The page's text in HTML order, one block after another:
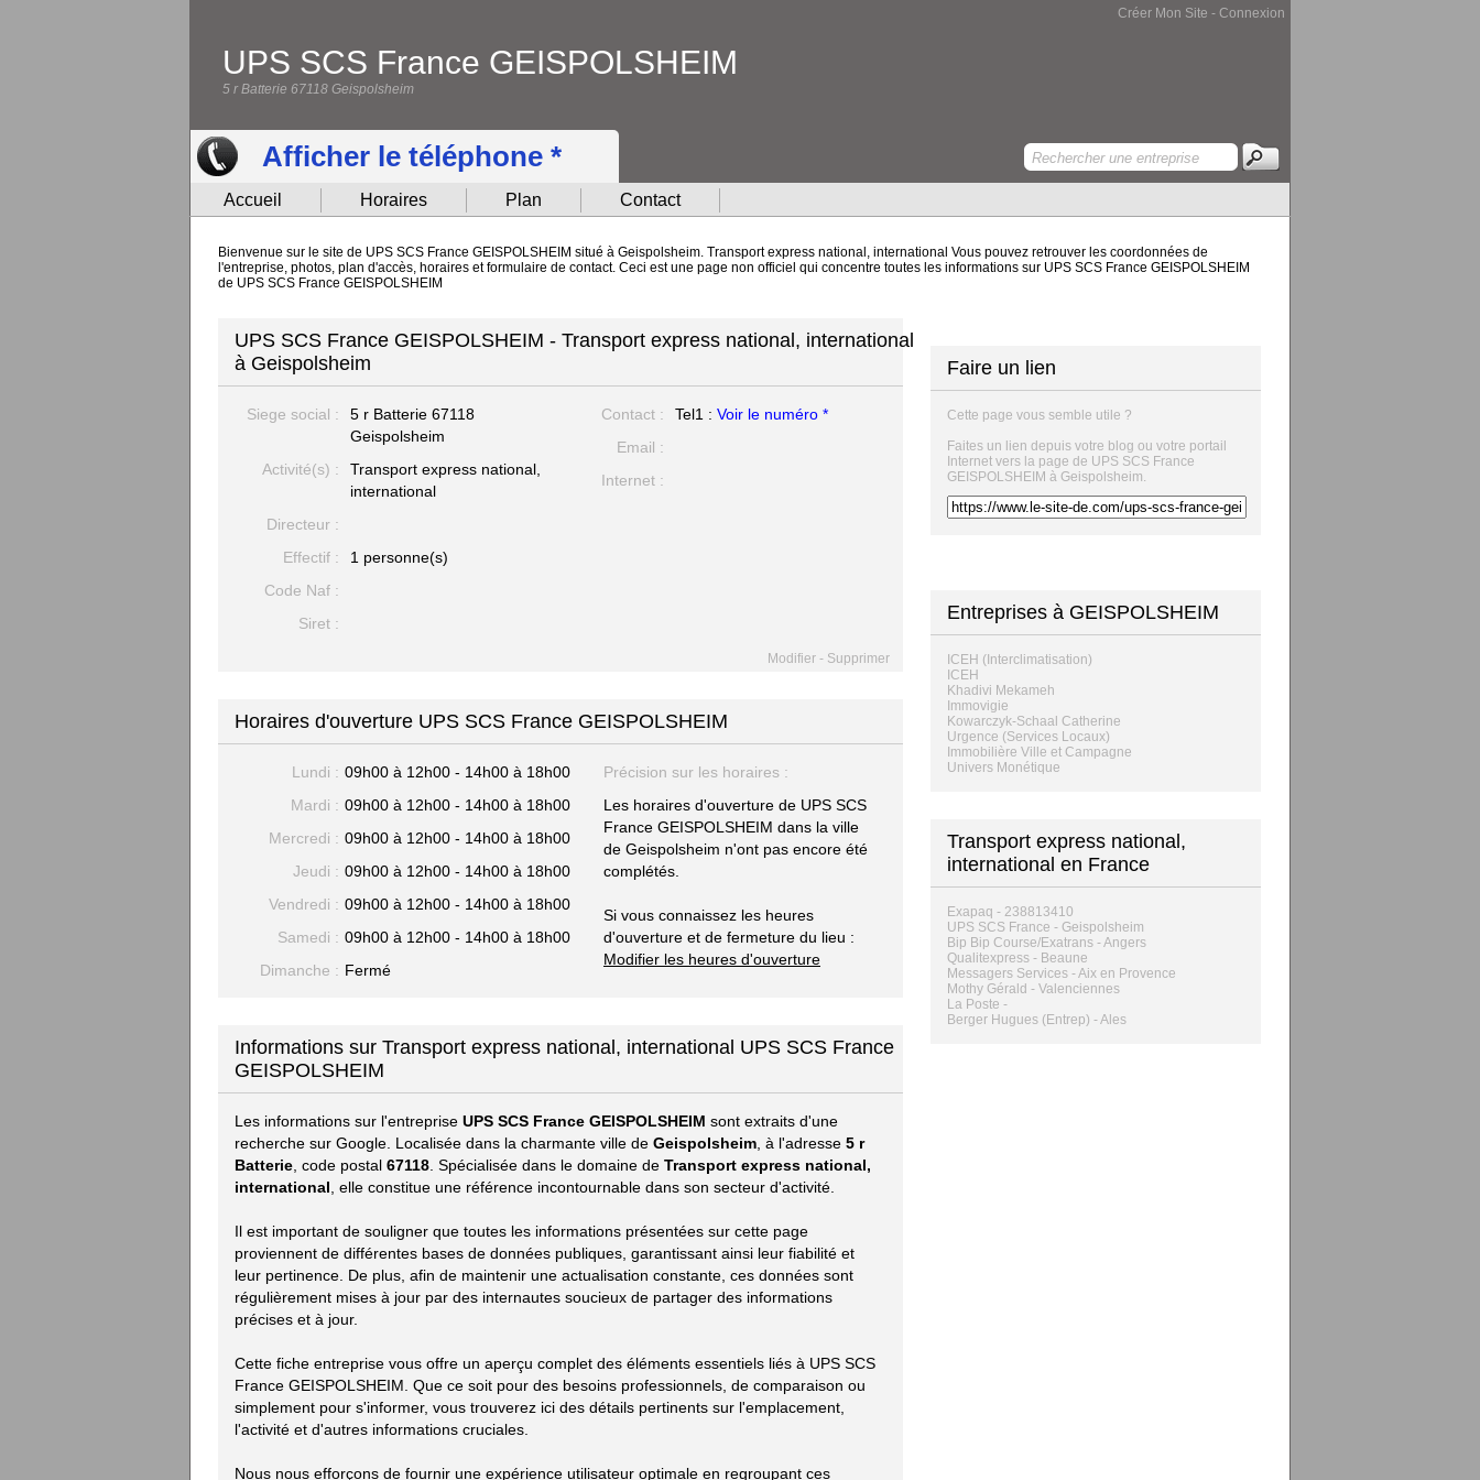
Créer Mon Site - Connexion
UPS SCS France GEISPOLSHEIM
5 r Batterie 67118 Geispolsheim
Afficher le téléphone *
Accueil Horaires Plan Contact
Bienvenue sur le site de UPS SCS France GEISPOLSHEIM situé à Geispolsheim. Transport express national, international Vous pouvez retrouver les coordonnées de
l'entreprise, photos, plan d'accès, horaires et formulaire de contact. Ceci est une page non officiel qui concentre toutes les informations sur UPS SCS France GEISPOLSHEIM
de UPS SCS France GEISPOLSHEIM
UPS SCS France GEISPOLSHEIM - Transport express national, international
à Geispolsheim
Siege social : 5 r Batterie 67118
Geispolsheim
Activité(s) :
Transport express national,
international
Directeur :
Effectif :
1 personne(s)
Code Naf :
Siret :
Contact : Tel1 : Voir le numéro *
Email :
Internet :
Modifier - Supprimer
Horaires d'ouverture UPS SCS France GEISPOLSHEIM
Lundi : 09h00 à 12h00 - 14h00 à 18h00
Mardi : 09h00 à 12h00 - 14h00 à 18h00
Mercredi : 09h00 à 12h00 - 14h00 à 18h00
Jeudi : 09h00 à 12h00 - 14h00 à 18h00
Vendredi : 09h00 à 12h00 - 14h00 à 18h00
Samedi : 09h00 à 12h00 - 14h00 à 18h00
Dimanche : Fermé
Précision sur les horaires :
Les horaires d'ouverture de UPS SCS
France GEISPOLSHEIM dans la ville
de Geispolsheim n'ont pas encore été
complétés.
Si vous connaissez les heures
d'ouverture et de fermeture du lieu :
Modifier les heures d'ouverture
Informations sur Transport express national, international UPS SCS France
GEISPOLSHEIM
Les informations sur l'entreprise UPS SCS France GEISPOLSHEIM sont extraits d'une
recherche sur Google. Localisée dans la charmante ville de Geispolsheim , à l'adresse 5 r
Batterie , code postal 67118 . Spécialisée dans le domaine de Transport express national,
international , elle constitue une référence incontournable dans son secteur d'activité.
Il est important de souligner que toutes les informations présentées sur cette page
proviennent de différentes bases de données publiques, garantissant ainsi leur fiabilité et
leur pertinence. De plus, afin de maintenir une actualisation constante, ces données sont
régulièrement mises à jour par des internautes soucieux de partager des informations
précises et à jour.
Cette fiche entreprise vous offre un aperçu complet des éléments essentiels liés à UPS SCS
France GEISPOLSHEIM. Que ce soit pour des besoins professionnels, de comparaison ou
simplement pour s'informer, vous trouverez ici des détails pertinents sur l'emplacement,
l'activité et d'autres informations cruciales.
Nous nous efforçons de fournir une expérience utilisateur optimale en regroupant ces
Faire un lien
Cette page vous semble utile ?
Faites un lien depuis votre blog ou votre portail
Internet vers la page de UPS SCS France
GEISPOLSHEIM à Geispolsheim.
Entreprises à GEISPOLSHEIM
ICEH (Interclimatisation)
ICEH
Khadivi Mekameh
Immovigie
Kowarczyk-Schaal Catherine
Urgence (Services Locaux)
Immobilière Ville et Campagne
Univers Monétique
Transport express national,
international en France
Exapaq - 238813410
UPS SCS France - Geispolsheim
Bip Bip Course/Exatrans - Angers
Qualitexpress - Beaune
Messagers Services - Aix en Provence
Mothy Gérald - Valenciennes
La Poste -
Berger Hugues (Entrep) - Ales